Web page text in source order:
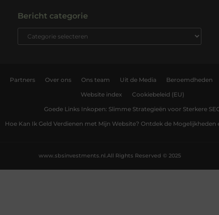
Bericht categorie
Partners Over ons Ons team Uit de Media Beroemdheden
Website index Cookiebeleid (EU)
Goede Links Inkopen: Slimme Strategieën voor Sterkere
Hoe Kan Ik Geld Verdienen met Mijn Website? Ontdek de Mogelijkheden
All Rights Reserved © 2025
www.sbsinvestments.nl.